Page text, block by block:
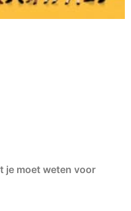
je moet weten voor